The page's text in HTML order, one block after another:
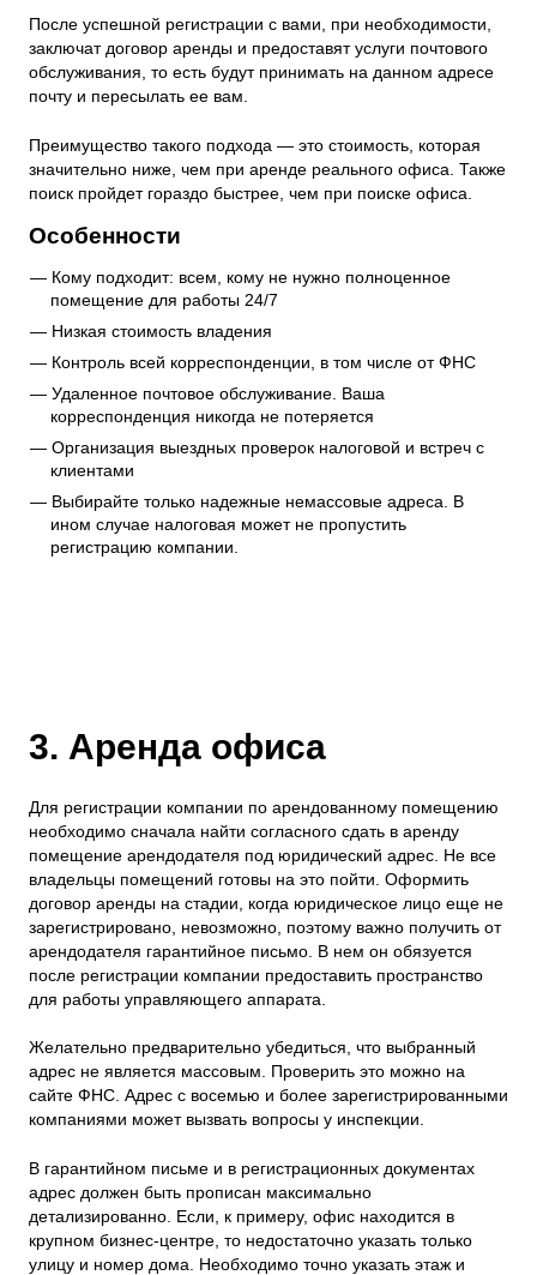
После успешной регистрации с вами, при необходимости,
заключат договор аренды и предоставят услуги почтового
обслуживания, то есть будут принимать на данном адресе
почту и пересылать ее вам.
Преимущество такого подхода — это стоимость, которая
значительно ниже, чем при аренде реального офиса. Также
поиск пройдет гораздо быстрее, чем при поиске офиса.
Особенности
Кому подходит: всем, кому не нужно полноценное
помещение для работы 24/7
Низкая стоимость владения
Контроль всей корреспонденции, в том числе от ФНС
Удаленное почтовое обслуживание. Ваша
корреспонденция никогда не потеряется
Организация выездных проверок налоговой и встреч с
клиентами
Выбирайте только надежные немассовые адреса. В
ином случае налоговая может не пропустить
регистрацию компании.
3. Аренда офиса
Для регистрации компании по арендованному помещению
необходимо сначала найти согласного сдать в аренду
помещение арендодателя под юридический адрес. Не все
владельцы помещений готовы на это пойти. Оформить
договор аренды на стадии, когда юридическое лицо еще не
зарегистрировано, невозможно, поэтому важно получить от
арендодателя гарантийное письмо. В нем он обязуется
после регистрации компании предоставить пространство
для работы управляющего аппарата.
Желательно предварительно убедиться, что выбранный
адрес не является массовым. Проверить это можно на
сайте ФНС. Адрес с восемью и более зарегистрированными
компаниями может вызвать вопросы у инспекции.
В гарантийном письме и в регистрационных документах
адрес должен быть прописан максимально
детализированно. Если, к примеру, офис находится в
крупном бизнес-центре, то недостаточно указать только
улицу и номер дома. Необходимо точно указать этаж и